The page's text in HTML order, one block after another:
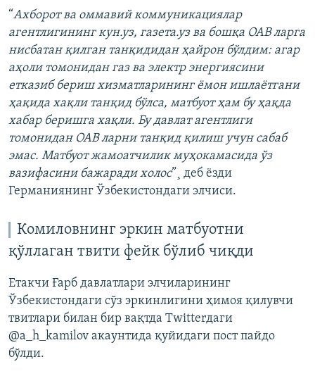
“Ахборот ва оммавий коммуникациялар
агентлигининг кун.уз, газета.уз ва бошқа ОАВ ларга
нисбатан қилган танқидидан ҳайрон бўлдим: агар
аҳоли томонидан газ ва электр энергиясини
етказиб бериш хизматларининг ёмон ишлаётгани
ҳақида хақли танқид бўлса, матбуот ҳам бу ҳақда
хабар беришга хақли. Бу давлат агентлиги
томонидан ОАВ ларни танқид қилиш учун сабаб
эмас. Матбуот жамоатчилик муҳокамасида ўз
вазифасини бажаради холос”¸ деб ëзди
Германиянинг Ўзбекистондаги элчиси.
Комиловнинг эркин матбуотни
қўллаган твити фейк бўлиб чиқди
Етакчи Ғарб давлатлари элчиларининг
Ўзбекистондаги сўз эркинлигини ҳимоя қилувчи
твитлари билан бир вақтда Twitterдаги
@a_h_kamilov акаунтида қуйидаги пост пайдо
бўлди.